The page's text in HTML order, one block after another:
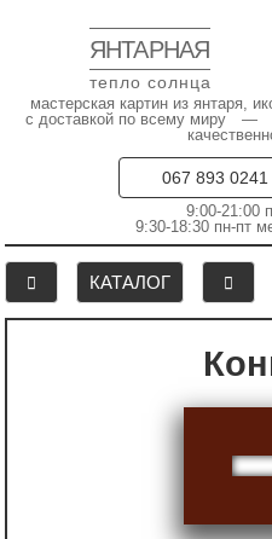
ЯНТАРНАЯ
тепло солнца
мастерская картин из янтаря,
с доставкой по всему миру
067 893 0241
9:00-21:00
9:30-18:30 пн-пт
КАТАЛОГ